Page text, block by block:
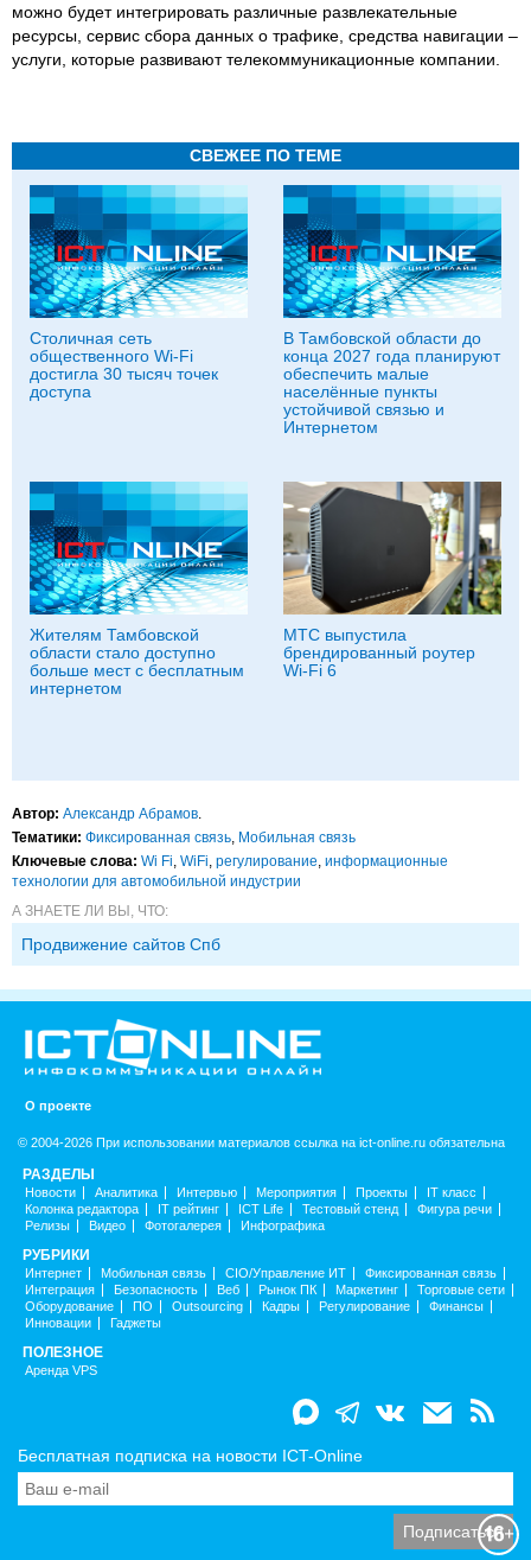
можно будет интегрировать различные развлекательные
ресурсы, сервис сбора данных о трафике, средства навигации –
услуги, которые развивают телекоммуникационные компании.
СВЕЖЕЕ ПО ТЕМЕ
Столичная сеть
общественного Wi-Fi
достигла 30 тысяч точек
доступа
В Тамбовской области до
конца 2027 года планируют
обеспечить малые
населённые пункты
устойчивой связью и
Интернетом
Жителям Тамбовской
области стало доступно
больше мест с бесплатным
интернетом
МТС выпустила
брендированный роутер
Wi-Fi 6
Автор: Александр Абрамов
Тематики: Фиксированная связь Мобильная связь
Ключевые слова: Wi Fi WiFi регулирование информационные
технологии для автомобильной индустрии
А ЗНАЕТЕ ЛИ ВЫ, ЧТО:
Продвижение сайтов Спб
О проекте
© 2004-2026 При использовании материалов ссылка на ict-online.ru обязательна
РАЗДЕЛЫ
Новости Аналитика Интервью Мероприятия Проекты
IT класс
Колонка редактора
IT рейтинг ICT Life Тестовый стенд
Фигура речи
Релизы
Видео Фотогалерея Инфографика
РУБРИКИ
Интернет Мобильная связь CIO/Управление ИТ
Фиксированная связь
Интеграция
Безопасность Веб Рынок ПК Маркетинг
Торговые сети
Оборудование
ПО Outsourcing Кадры Регулирование
Финансы
Инновации
Гаджеты
ПОЛЕЗНОЕ
Аренда VPS
Бесплатная подписка на новости ICT-Online